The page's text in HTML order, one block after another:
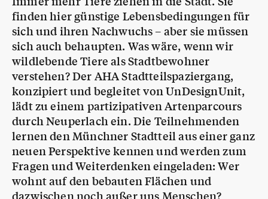
finden hier günstige Lebensbedingungen für
sich und ihren Nachwuchs – aber sie müssen
sich auch behaupten. Was wäre, wenn wir
wildlebende Tiere als Stadtbewohner
verstehen? Der AHA Stadtteilspaziergang,
konzipiert und begleitet von UnDesignUnit,
lädt zu einem partizipativen Artenparcours
durch Neuperlach ein. Die Teilnehmenden
lernen den Münchner Stadtteil aus einer ganz
neuen Perspektive kennen und werden zum
Fragen und Weiterdenken eingeladen: Wer
wohnt auf den bebauten Flächen und
dazwischen noch außer uns Menschen?